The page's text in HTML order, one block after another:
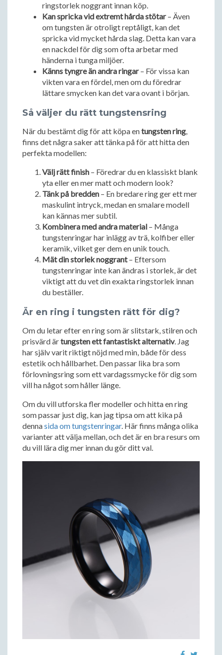
ringstorlek noggrant innan köp.
Kan spricka vid extremt hårda stötar– Även
om tungsten är otroligt reptåligt, kan det
spricka vid mycket hårda slag. Detta kan vara
en nackdel för dig som ofta arbetar med
händerna i tunga miljöer.
Känns tyngre än andra ringar– För vissa kan
vikten vara en fördel, men om du föredrar
lättare smycken kan det vara ovant i början.
Så väljer du rätt tungstensring
När du bestämt dig för att köpa entungsten ring,
finns det några saker att tänka på för att hitta den
perfekta modellen:
Välj rätt finish – Föredrar du en klassiskt blank
yta eller en mer matt och modern look?
Tänk på bredden – En bredare ring ger ett mer
maskulint intryck, medan en smalare modell
kan kännas mer subtil.
Kombinera med andra material – Många
tungstenringar har inlägg av trä, kolfiber eller
keramik, vilket ger dem en unik touch.
Mät din storlek noggrant– Eftersom
tungstenringar inte kan ändras i storlek, är det
viktigt att du vet din exakta ringstorlek innan
du beställer.
Är en ring i tungsten rätt för dig?
Om du letar efter en ring som är slitstark, stilren och
prisvärd ärtungsten ett fantastiskt alternativ. Jag
har själv varit riktigt nöjd med min, både för dess
estetik och hållbarhet. Den passar lika bra som
förlovningsring som ett vardagssmycke för dig som
vill ha något som håller länge.
Om du vill utforska fler modeller och hitta en ring
som passar just dig, kan jag tipsa om att kika på
dennasida om tungstenringar. Här finns många olika
varianter att välja mellan, och det är en bra resurs om
du vill lära dig mer innan du gör ditt val.